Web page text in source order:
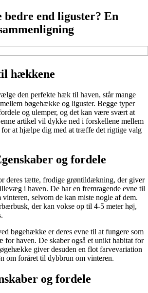
end liguster? En
hækkene
den perfekte hæk til haven, står mange
bøgehække og liguster. Begge typer
og ulemper, og det kan være svært at
artikel vil dykke ned i forskellene mellem
at hjælpe dig med at træffe det rigtige valg
og fordele
deres tætte, frodige grøntildækning, der giver
i haven. De har en fremragende evne til
vinteren, selvom de kan miste nogle af dem.
der kan vokse op til 4-5 meter høj,
bøgehække er deres evne til at fungere som
haven. De skaber også et unikt habitat for
giver desuden en flot farvevariation
om foråret til dybbrun om vinteren.
og fordele